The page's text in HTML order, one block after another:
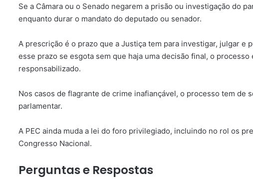
Se a Câmara ou o Senado negarem a prisão ou investigação do
enquanto durar o mandato do deputado ou senador.
A prescrição é o prazo que a Justiça tem para investigar, julgar e
esse prazo se esgota sem que haja uma decisão final, o
responsabilizado.
Nos casos de flagrante de crime inafiançável, o processo tem de
parlamentar.
A PEC ainda muda a lei do foro privilegiado, incluindo no rol os
Congresso Nacional.
Perguntas e Respostas